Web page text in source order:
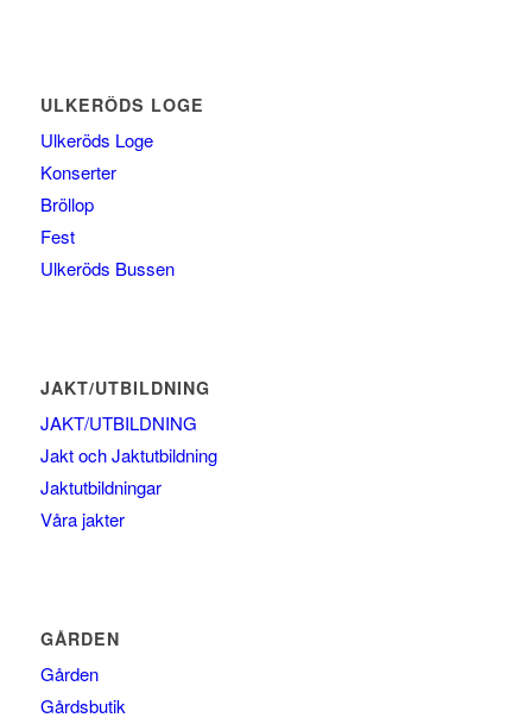
ULKERÖDS LOGE
Ulkeröds Loge
Konserter
Bröllop
Fest
Ulkeröds Bussen
JAKT/UTBILDNING
JAKT/UTBILDNING
Jakt och Jaktutbildning
Jaktutbildningar
Våra jakter
GÅRDEN
Gården
Gårdsbutik